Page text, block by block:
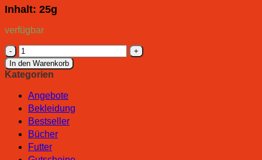
Inhalt: 25g
verfügbar
DEKA
Soft
Tungsten
/
Tungsten
Putty
Menge
In den Warenkorb
Kategorien
Angebote
Bekleidung
Bestseller
Bücher
Futter